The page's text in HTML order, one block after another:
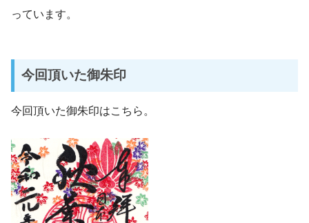
っています。
今回頂いた御朱印
今回頂いた御朱印はこちら。